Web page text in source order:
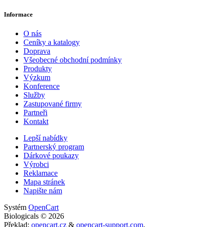
Informace
O nás
Ceníky a katalogy
Doprava
Všeobecné obchodní podmínky
Produkty
Výzkum
Konference
Služby
Zastupované firmy
Partneři
Kontakt
Lepší nabídky
Partnerský program
Dárkové poukazy
Výrobci
Reklamace
Mapa stránek
Napište nám
Systém OpenCart
Biologicals © 2026
Překlad: opencart.cz & opencart-support.com.